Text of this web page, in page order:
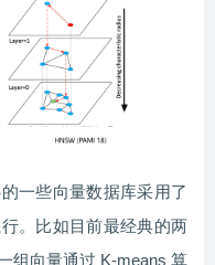
一些向量数据库采用了
。比如目前最经典的两
组向量通过 K-means 算